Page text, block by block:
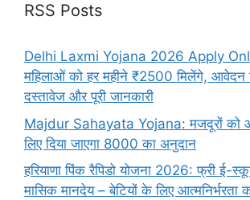
RSS Posts
Delhi Laxmi Yojana 2026 Apply
महिलाओं को हर महीने ₹2500 मिलेंगे, आवेदन
दस्तावेज और पूरी जानकारी
Majdur Sahayata Yojana: मजदूरों को
लिए दिया जाएगा 8000 का अनुदान
हरियाणा पिंक रैपिडो योजना 2026: फ्री ई-
मासिक मानदेय – बेटियों के लिए आत्मनिर्भरता